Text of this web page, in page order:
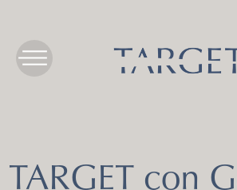
TARGET con